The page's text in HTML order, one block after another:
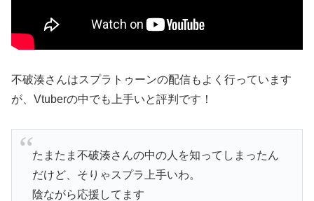
不破湊さんはスプラトゥーンの配信もよく行っています
が、Vtuberの中でも上手いと評判です！
たまたま不破湊さんの中の人を知ってしまったん
だけど、そりゃスプラ上手いわ。
陰ながら応援してます